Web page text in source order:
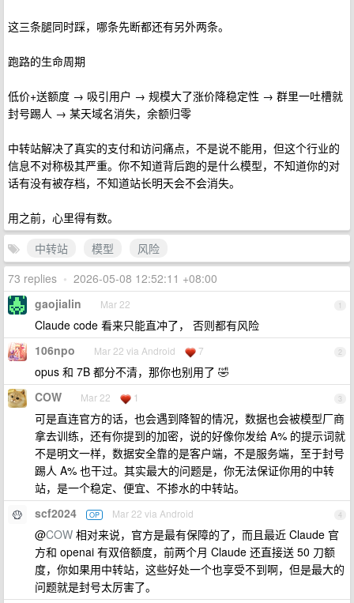
这三条腿同时踩，哪条先断都还有另外两条。
跑路的生命周期
低价+送额度 → 吸引用户 → 规模大了涨价降稳定性 → 群里一吐槽就
封号踢人 → 某天域名消失，余额归零
中转站解决了真实的支付和访问痛点，不是说不能用，但这个行业的
信息不对称极其严重。你不知道背后跑的是什么模型，不知道你的对
话有没有被存档，不知道站长明天会不会消失。
用之前，心里得有数。
中转站
模型
风险
73 replies • 2026-05-08 12:52:11 +08:00
1
gaojialin Mar 22
Claude code 看来只能直冲了， 否则都有风险
2
106npo Mar 22 via Android 7
opus 和 7B 都分不清，那你也别用了 🤣
3
COW Mar 22 1
可是直连官方的话，也会遇到降智的情况，数据也会被模型厂商
拿去训练，还有你提到的加密，说的好像你发给 A% 的提示词就
不是明文一样，数据安全靠的是客户端，不是服务端，至于封号
踢人 A% 也干过。其实最大的问题是，你无法保证你用的中转
站，是一个稳定、便宜、不掺水的中转站。
4
scf2024 OP Mar 22 via Android
@COW 相对来说，官方是最有保障的了，而且最近 Claude 官
方和 openai 有双倍额度，前两个月 Claude 还直接送 50 刀额
度，你如果用中转站，这些好处一个也享受不到啊，但是最大的
问题就是封号太厉害了。